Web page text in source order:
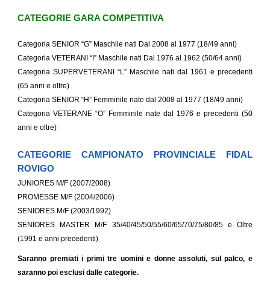
CATEGORIE GARA COMPETITIVA
Categoria SENIOR “G” Maschile nati Dal 2008 al 1977 (18/49 anni)
Categoria VETERANI “I” Maschile nati Dal 1976 al 1962 (50/64 anni)
Categoria SUPERVETERANI “L” Maschile nati dal 1961 e precedenti
(65 anni e oltre)
Categoria SENIOR “H” Femminile nate dal 2008 al 1977 (18/49 anni)
Categoria VETERANE “O” Femminile nate dal 1976 e precedenti (50
anni e oltre)
CATEGORIE CAMPIONATO PROVINCIALE FIDAL
ROVIGO
JUNIORES M/F (2007/2008)
PROMESSE M/F (2004/2006)
SENIORES M/F (2003/1992)
SENIORES MASTER M/F 35/40/45/50/55/60/65/70/75/80/85 e Oltre
(1991 e anni precedenti)
Saranno premiati i primi tre uomini e donne assoluti, sul palco, e
saranno poi esclusi dalle categorie.